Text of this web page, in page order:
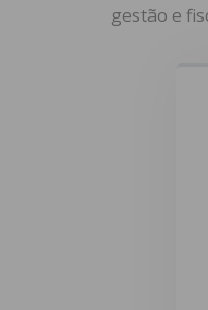
gestão e